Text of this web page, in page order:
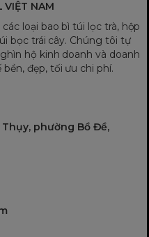
VIỆT NAM
loại bao bì túi lọc trà, hộp
bọc trái cây. Chúng tôi tự
hộ kinh doanh và doanh
đẹp, tối ưu chi phí.
Thụy, phường Bồ Đề,